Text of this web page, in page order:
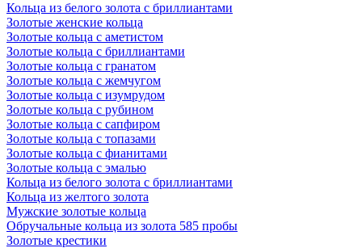
Кольца из белого золота с бриллиантами
Золотые женские кольца
Золотые кольца с аметистом
Золотые кольца с бриллиантами
Золотые кольца с гранатом
Золотые кольца с жемчугом
Золотые кольца с изумрудом
Золотые кольца с рубином
Золотые кольца с сапфиром
Золотые кольца с топазами
Золотые кольца с фианитами
Золотые кольца с эмалью
Кольца из белого золота с бриллиантами
Кольца из желтого золота
Мужские золотые кольца
Обручальные кольца из золота 585 пробы
Золотые крестики